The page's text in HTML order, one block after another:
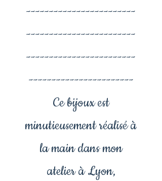
------------------------
------------------------
------------------------
-----------------------
Ce bijoux est
minutieusement réalisé à
la main dans mon
atelier à Lyon,